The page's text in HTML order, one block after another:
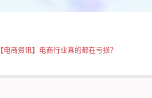
【电商资讯】电商行业真的都在亏损？